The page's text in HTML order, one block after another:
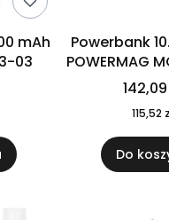
mAh
03
Powerbank
POWERMAG
142,09
115,52
Do